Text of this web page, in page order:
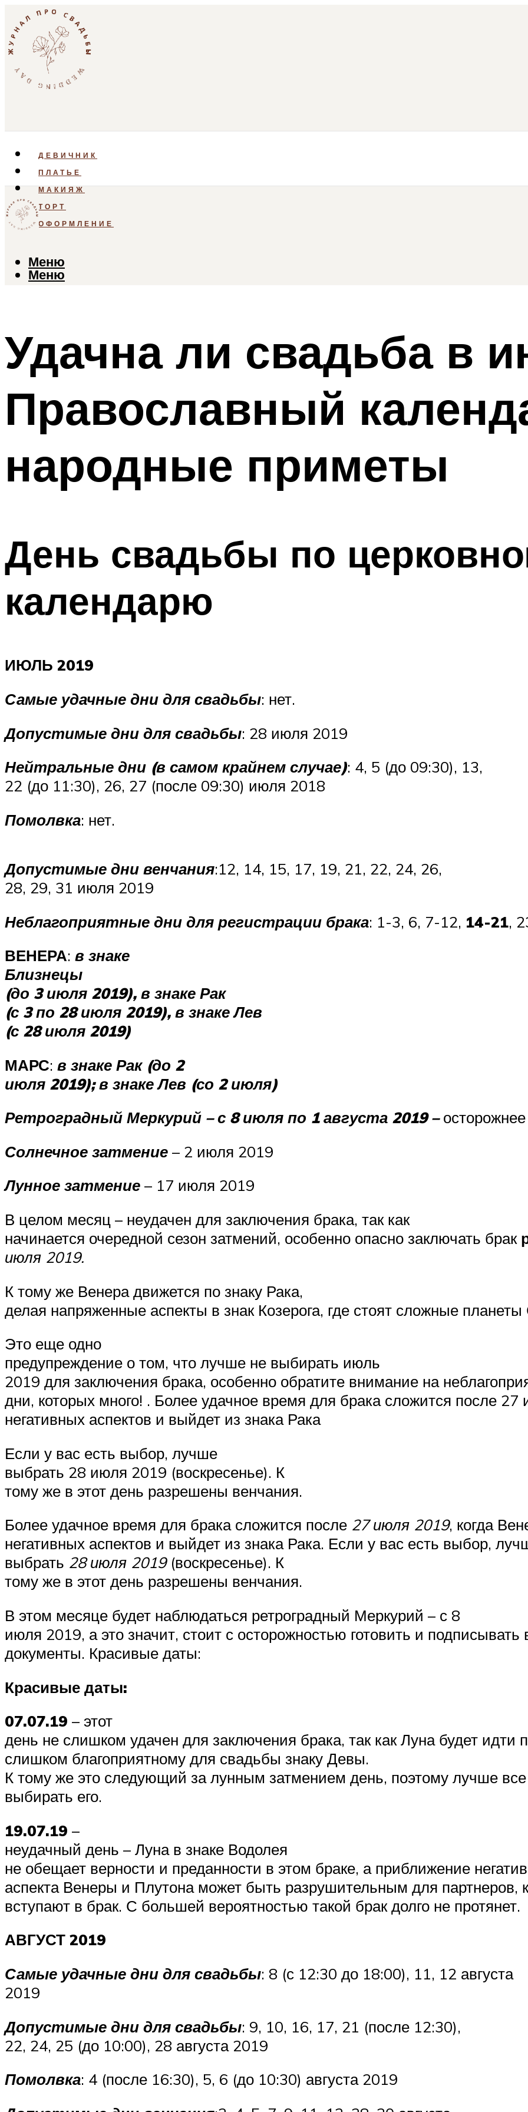
ДЕВИЧНИК
ПЛАТЬЕ
МАКИЯЖ
ТОРТ
ОФОРМЛЕНИЕ
Меню
Меню
Удачна ли свадьба в
Православный
народные приметы
День свадьбы по
календарю
ИЮЛЬ 2019
Самые удачные дни для свадьбы: нет.
Допустимые дни для свадьбы: 28 июля 2019
Нейтральные дни (в самом крайнем случае): 4, 5 (до 09:30), 13,
22 (до 11:30), 26, 27 (после 09:30) июля 2018
Помолвка: нет.
Допустимые дни венчания:12, 14, 15, 17, 19, 21, 22, 24, 26,
28, 29, 31 июля 2019
Неблагоприятные дни для регистрации брака: 1-3, 6, 7-12, 14-21,
ВЕНЕРА: в знаке
Близнецы
(до 3 июля 2019), в знаке Рак
(с 3 по 28 июля 2019), в знаке Лев
(с 28 июля 2019)
МАРС: в знаке Рак (до 2
июля 2019); в знаке Лев (со 2 июля)
Ретроградный Меркурий – с 8 июля по 1 августа 2019 –
Солнечное затмение – 2 июля 2019
Лунное затмение – 17 июля 2019
В целом месяц – неудачен для заключения брака, так как
начинается очередной сезон затмений, особенно опасно заключать брак
июля 2019.
К тому же Венера движется по знаку Рака,
делая напряженные аспекты в знак Козерога, где стоят сложные
Это еще одно
предупреждение о том, что лучше не выбирать июль
2019 для заключения брака, особенно обратите внимание на
дни, которых много! . Более удачное время для брака сложится после 27
негативных аспектов и выйдет из знака Рака
Если у вас есть выбор, лучше
выбрать 28 июля 2019 (воскресенье). К
тому же в этот день разрешены венчания.
Более удачное время для брака сложится после 27 июля 2019, когда
негативных аспектов и выйдет из знака Рака. Если у вас есть выбор,
выбрать 28 июля 2019(воскресенье). К
тому же в этот день разрешены венчания.
В этом месяце будет наблюдаться ретроградный Меркурий – с 8
июля 2019, а это значит, стоит с осторожностью готовить и подписывать
документы. Красивые даты:
Красивые даты:
07.07.19 – этот
день не слишком удачен для заключения брака, так как Луна будет идти
слишком благоприятному для свадьбы знаку Девы.
К тому же это следующий за лунным затмением день, поэтому лучше
выбирать его.
19.07.19 –
неудачный день – Луна в знаке Водолея
не обещает верности и преданности в этом браке, а приближение
аспекта Венеры и Плутона может быть разрушительным для партнеров,
вступают в брак. С большей вероятностью такой брак долго не протянет.
АВГУСТ 2019
Самые удачные дни для свадьбы: 8 (с 12:30 до 18:00), 11, 12 августа
2019
Допустимые дни для свадьбы: 9, 10, 16, 17, 21 (после 12:30),
22, 24, 25 (до 10:00), 28 августа 2019
Помолвка: 4 (после 16:30), 5, 6 (до 10:30) августа 2019